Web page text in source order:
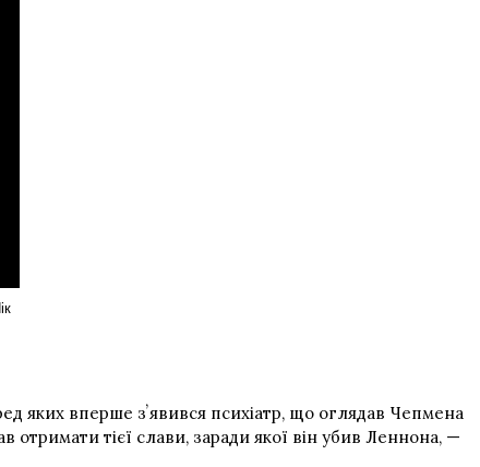
яких вперше зʼявився психіатр, що оглядав Чепмена
отримати тієї слави, заради якої він убив Леннона, —